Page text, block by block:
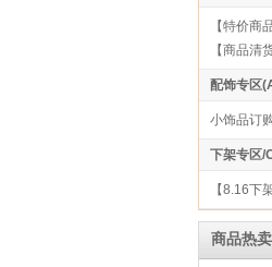
【特价商
【商品清
配饰专区
小饰品订
下架专区/
【8.16下
商品热卖